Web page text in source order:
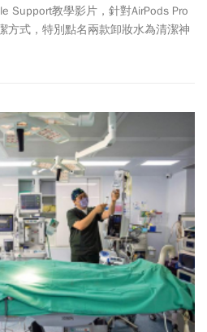
Support教學影片，針對AirPods Pro
方式，特別點名兩款卸妝水為清潔神
次在官方文件中直接推薦特定品牌